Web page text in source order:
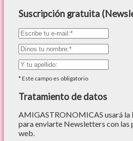
Suscripción gratuita
*Este campo es obligatorio
Tratamiento de datos
AMIGASTRONOMICAS usará la
para enviarte Newsletters con las
web.